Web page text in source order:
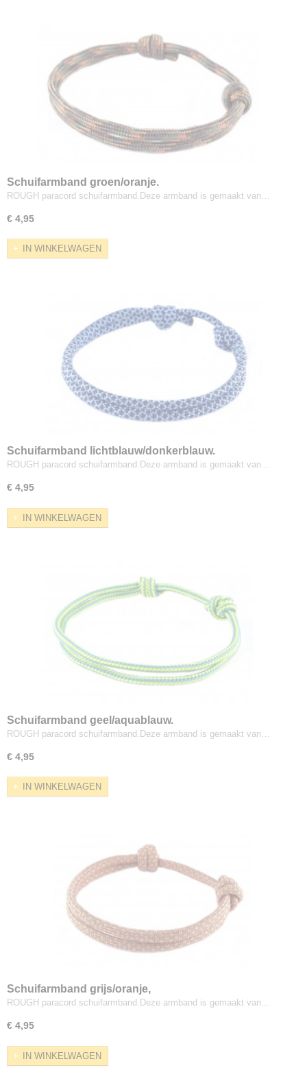
Schuifarmband groen/oranje.
ROUGH paracord schuifarmband.Deze armband is gemaakt van…
€ 4,95
IN WINKELWAGEN
Schuifarmband lichtblauw/donkerblauw.
ROUGH paracord schuifarmband.Deze armband is gemaakt van…
€ 4,95
IN WINKELWAGEN
Schuifarmband geel/aquablauw.
ROUGH paracord schuifarmband.Deze armband is gemaakt van…
€ 4,95
IN WINKELWAGEN
Schuifarmband grijs/oranje,
ROUGH paracord schuifarmband.Deze armband is gemaakt van…
€ 4,95
IN WINKELWAGEN